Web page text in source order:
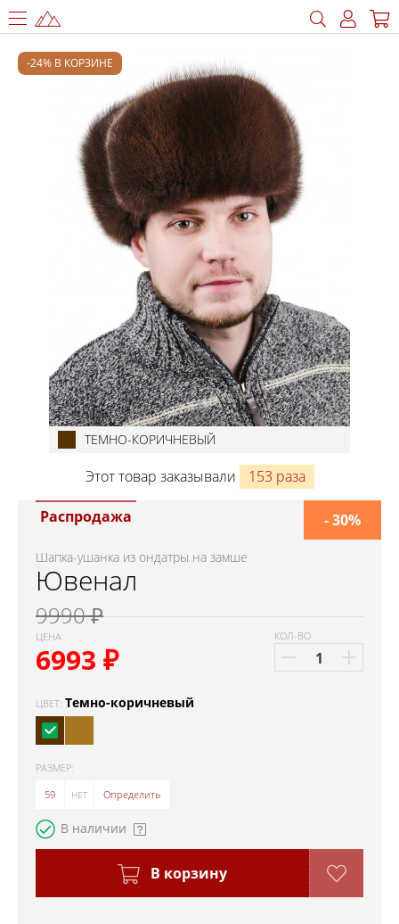
-24% В КОРЗИНЕ
ТЕМНО-КОРИЧНЕВЫЙ
Этот товар заказывали 153 раза
Распродажа
Шапка-ушанка из ондатры на замше
Ювенал
9990 ₽
ЦЕНА
6993 ₽
- 30%
КОЛ-ВО
ЦВЕТ: Темно-коричневый
РАЗМЕР:
59
60 Определить
В наличии
В корзину